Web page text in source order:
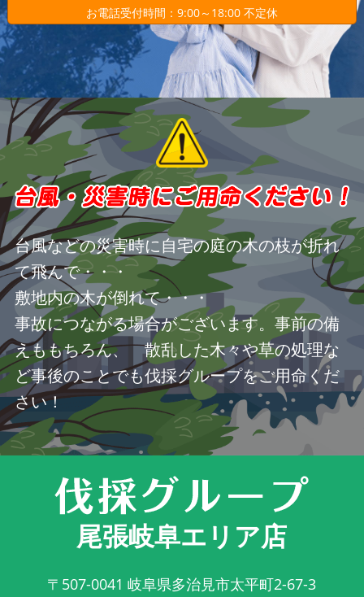
お電話受付時間：9:00～18:00 不定休
台風などの災害時に自宅の庭の木の枝が折れ
て飛んで・・・
敷地内の木が倒れて・・・
事故につながる場合がございます。事前の備
えももちろん、 散乱した木々や草の処理な
ど事後のことでも伐採グループをご用命くだ
さい！
尾張岐阜エリア店
〒507-0041 岐阜県多治見市太平町2-67-3